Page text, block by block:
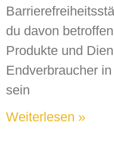
du davon
Produkte und
Endverbraucher
sein
Weiterlesen »